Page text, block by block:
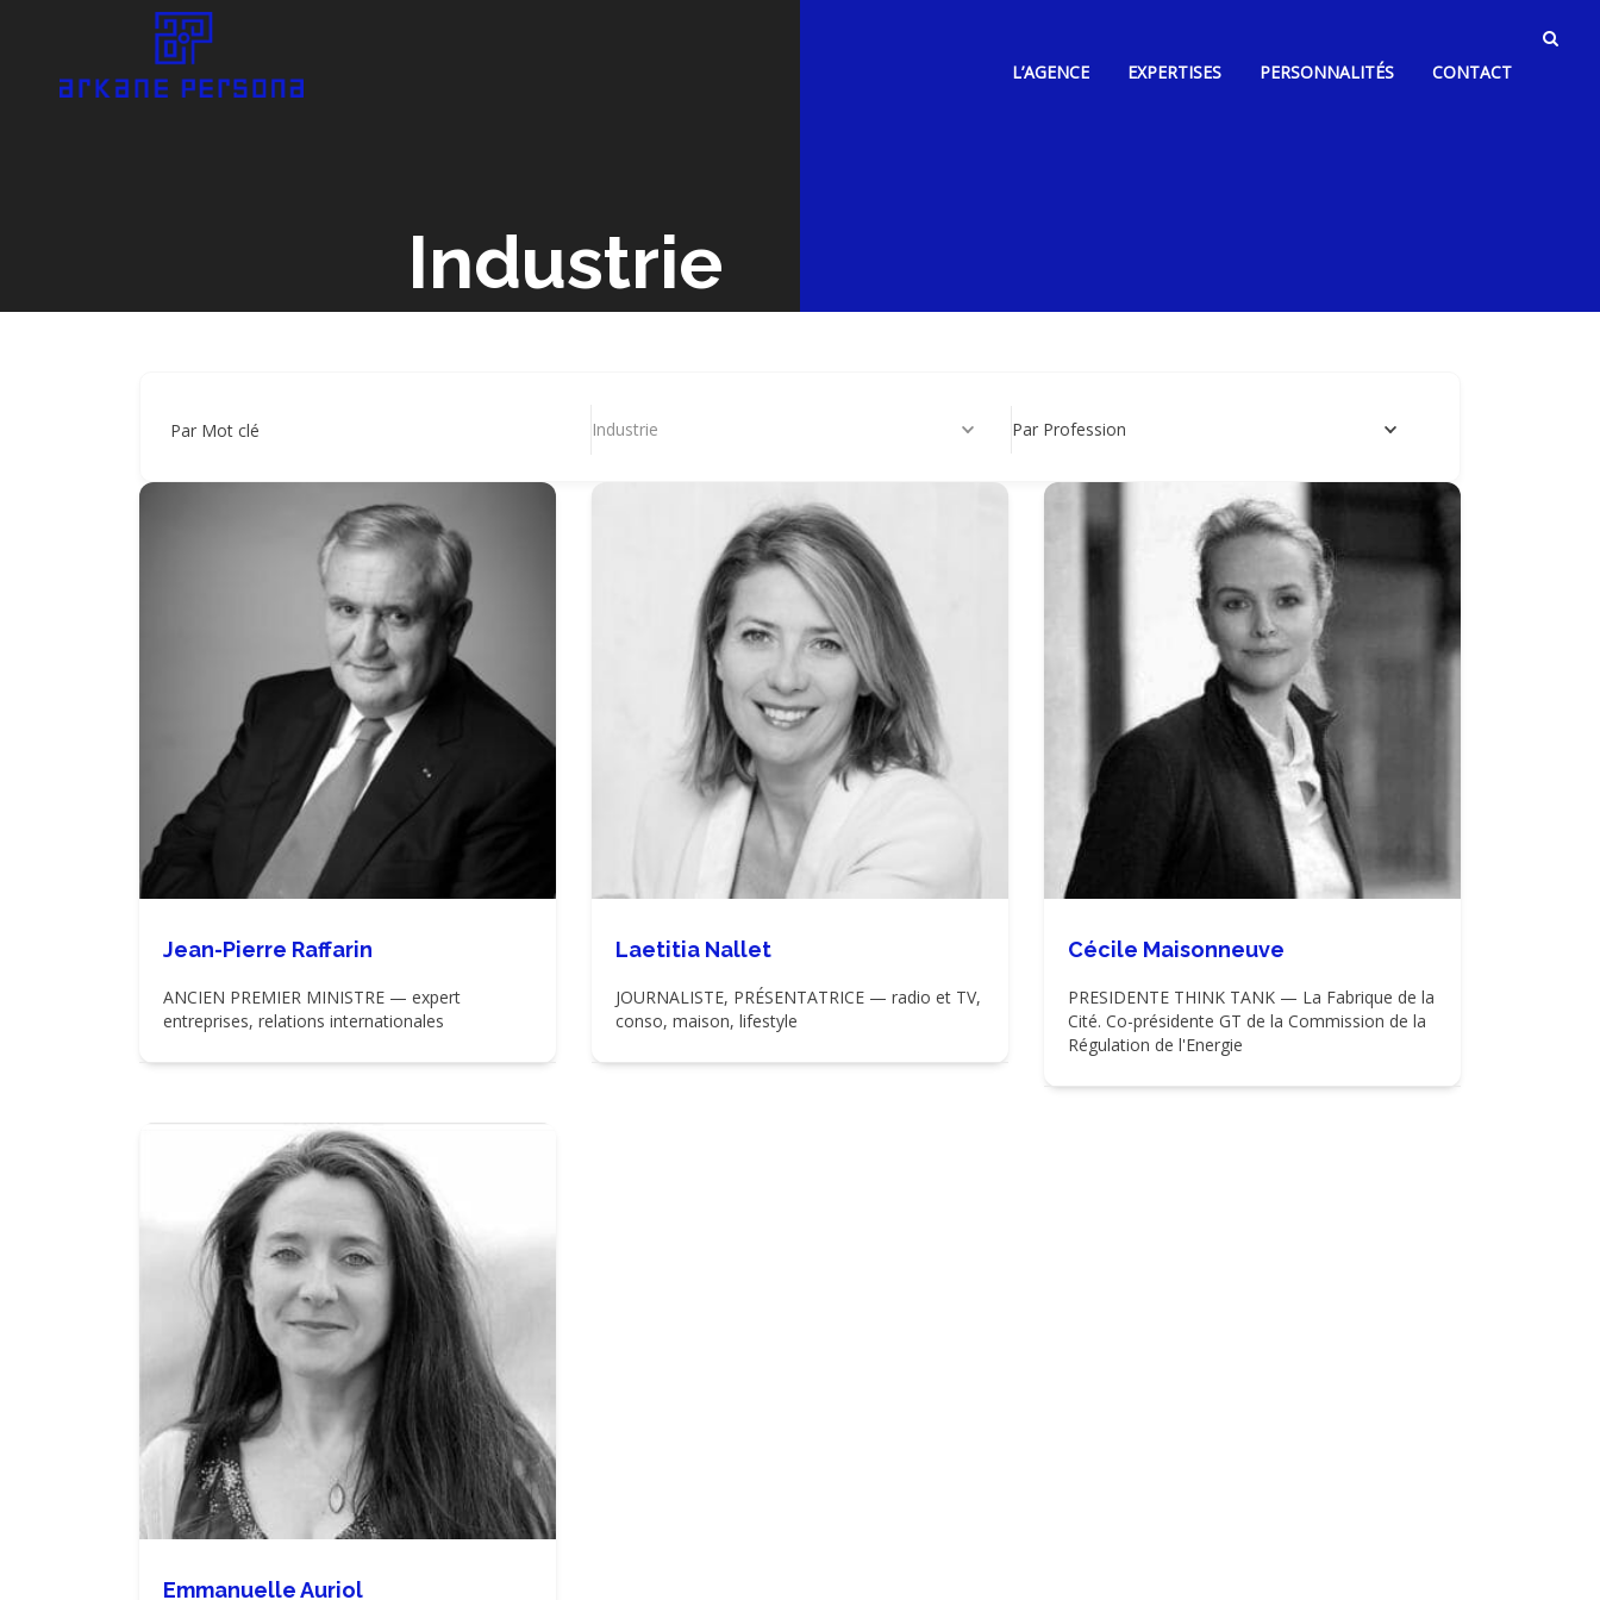
L’AGENCE EXPERTISES PERSONNALITÉS CONTACT
Industrie
Par Mot clé Industrie Par Profession
Jean-Pierre Raffarin
ANCIEN PREMIER MINISTRE — expert
entreprises, relations internationales
Laetitia Nallet
JOURNALISTE, PRÉSENTATRICE — radio et TV,
conso, maison, lifestyle
Cécile Maisonneuve
PRESIDENTE THINK TANK — La Fabrique de la
Cité. Co-présidente GT de la Commission de la
Régulation de l'Energie
Emmanuelle Auriol